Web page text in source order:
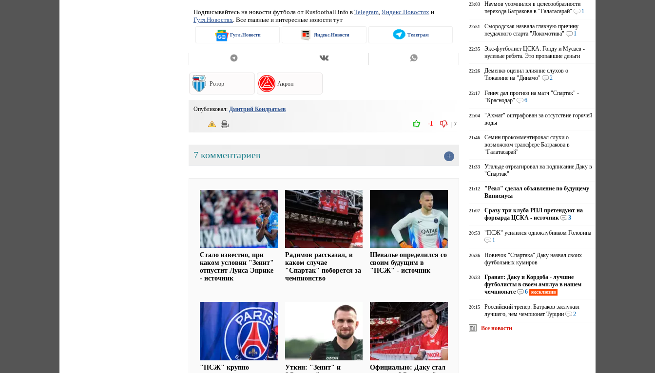
Подписывайтесь на новости футбола от Rusfootball.info в Telegram, Яндекс.Новостяхи
Гугл.Новостях. Все главные и интересные новости тут
Гугл.Новости Яндекс.Новости Телеграм
Ротор Акрон
Опубликовал: Дмитрий Кондратьев
|7
-1
7 комментариев +
Стало известно, при
каком условии "Зенит"
отпустит Луиса Энрике
- источник
Радимов рассказал, в
каком случае
"Спартак" поборется за
чемпионство
Шевалье определился со
своим будущим в
"ПСЖ" - источник
"ПСЖ" крупно
Уткин: "Зенит" и
Официально: Даку стал
23:03
Наумов усомнился в целесообразности
перехода Батракова в "Галатасарай"
1
22:51
Смородская назвала главную причину
неудачного старта "Локомотива"
1
22:35
Экс-футболист ЦСКА: Гонду и Мусаев -
нулевые ребята. Это пропавшие деньги
22:26
Деменко оценил влияние слухов о
Тюкавине на "Динамо"
2
22:17
Генич дал прогноз на матч "Спартак" -
"Краснодар"
6
22:04
"Ахмат" оштрафован за отсутствие горячей
воды
21:46
Семин прокомментировал слухи о
возможном трансфере Батракова в
"Галатасарай"
21:33
Угальде отреагировал на подписание Даку в
"Спартак"
21:12
"Реал" сделал объявление по будущему
Винисиуса
21:07
Сразу три клуба РПЛ претендуют на
форварда ЦСКА - источник
3
20:53
"ПСЖ" усилился одноклубником Головина
1
20:36
Новичок "Спартака" Даку назвал своих
футбольных кумиров
20:23
Гранат: Даку и Кордоба - лучшие
футболисты в своем амплуа в нашем
чемпионате
6 эксклюзив
20:15
Российский тренер: Батраков заслужил
лучшего, чем чемпионат Турции
2
Все новости